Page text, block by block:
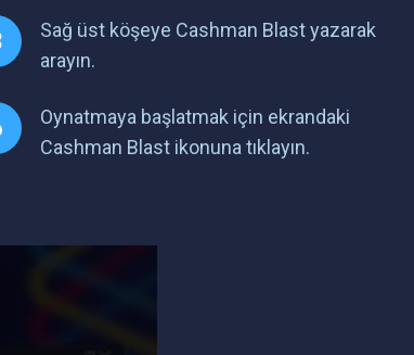
Sağ üst köşeye Cashman Blast yazarak
arayın.
Oynatmaya başlatmak için ekrandaki
Cashman Blast ikonuna tıklayın.